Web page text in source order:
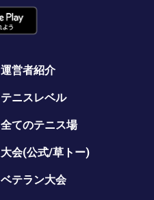
運営者紹介
テニスレベル
全てのテニス場
大会(公式/草トー)
ベテラン大会